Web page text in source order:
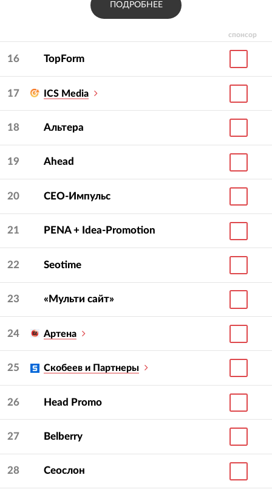
спонсор
ПОДРОБНЕЕ
16 TopForm
17 ICS Media
18 Альтера
19 Ahead
20 СЕО-Импульс
21 PENA + Idea-Promotion
22 Seotime
23 «Мульти сайт»
24 Артена
25 Скобеев и Партнеры
26 Head Promo
27 Belberry
28 Сеослон